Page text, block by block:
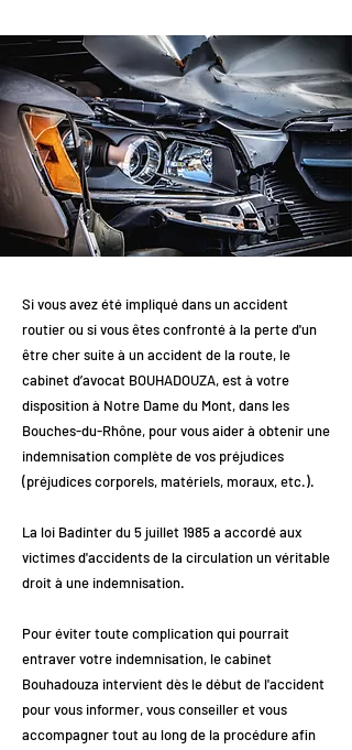
Si vous avez été impliqué dans un accident
routier ou si vous êtes confronté à la perte d'un
être cher suite à un accident de la route, le
cabinet d’avocat BOUHADOUZA, est à votre
disposition à Notre Dame du Mont, dans les
Bouches-du-Rhône, pour vous aider à obtenir une
indemnisation complète de vos préjudices
(préjudices corporels, matériels, moraux, etc.).
La loi Badinter du 5 juillet 1985 a accordé aux
victimes d'accidents de la circulation un véritable
droit à une indemnisation.
Pour éviter toute complication qui pourrait
entraver votre indemnisation, le cabinet
Bouhadouza intervient dès le début de l'accident
pour vous informer, vous conseiller et vous
accompagner tout au long de la procédure afin